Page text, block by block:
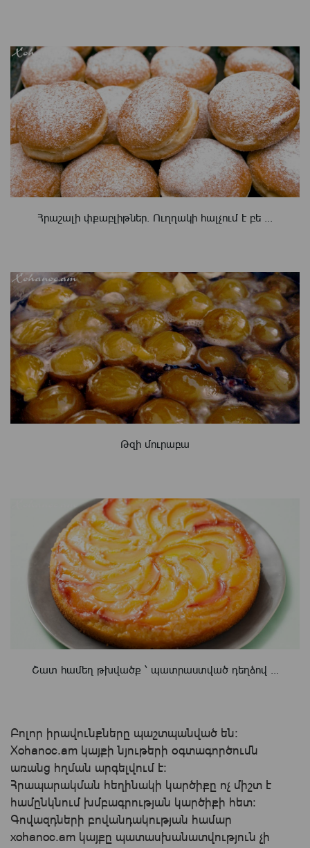
Հրաշալի փքաբլիթներ. Ուղղակի հալչում է բե ...
Թզի մուրաբա
Շատ համեղ թխվածք ՝ պատրաստված դեղձով ...
Բոլոր իրավունքները պաշտպանված են:
Xohanoc.am կայքի նյութերի օգտագործումն
առանց հղման արգելվում է:
Հրապարակման հեղինակի կարծիքը ոչ միշտ է
համընկնում խմբագրության կարծիքի հետ:
Գովազդների բովանդակության համար
xohanoc.am կայքը պատասխանատվություն չի